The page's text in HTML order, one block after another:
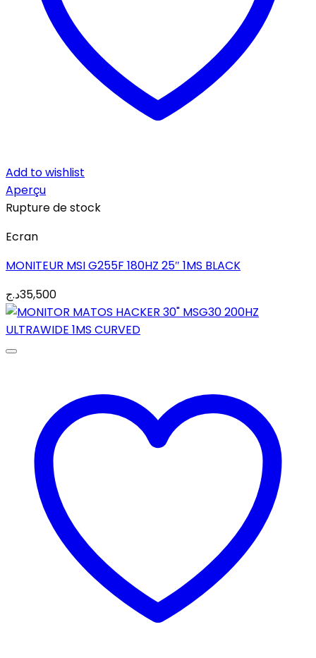
Add to wishlist
Aperçu
Rupture de stock
Ecran
MONITEUR MSI G255F 180HZ 25″ 1MS BLACK
35,500د.ج